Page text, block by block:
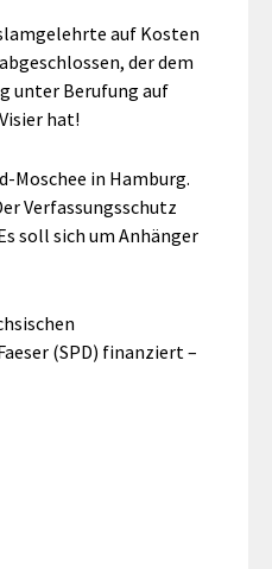
auf Kosten
der dem
unter Berufung auf
hat!
Moschee in Hamburg.
Verfassungsschutz
soll sich um Anhänger
(SPD) finanziert –